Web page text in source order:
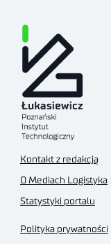
Kontakt z redakcją
O Mediach Logistyka
Statystyki portalu
Polityka prywatności